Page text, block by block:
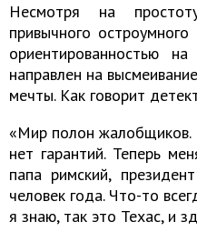
Несмотря на
привычного
ориентированностью
направлен на
мечты. Как говорит
«Мир полон
нет гарантий. Теперь
папа римский,
человек года. Что-то
я знаю, так это Техас, и